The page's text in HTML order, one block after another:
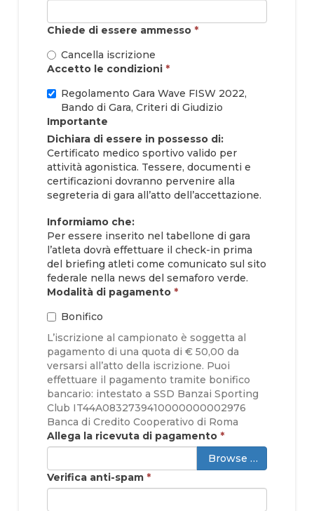
Chiede di essere ammesso *
Cancella iscrizione
Accetto le condizioni *
Regolamento Gara Wave FISW 2022,
Bando di Gara, Criteri di Giudizio
Importante
Dichiara di essere in possesso di:
Certificato medico sportivo valido per
attività agonistica. Tessere, documenti e
certificazioni dovranno pervenire alla
segreteria di gara all’atto dell’accettazione.
Informiamo che:
Per essere inserito nel tabellone di gara
l’atleta dovrà effettuare il check-in prima
del briefing atleti come comunicato sul sito
federale nella news del semaforo verde.
Modalità di pagamento *
Bonifico
L’iscrizione al campionato è soggetta al
pagamento di una quota di € 50,00 da
versarsi all’atto della iscrizione. Puoi
effettuare il pagamento tramite bonifico
bancario: intestato a SSD Banzai Sporting
Club IT44A0832739410000000002976
Banca di Credito Cooperativo di Roma
Allega la ricevuta di pagamento *
Browse …
Verifica anti-spam *